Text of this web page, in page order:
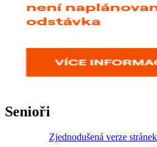
Senioři
Zjednodušená verze